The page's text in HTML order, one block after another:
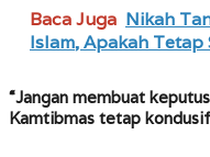
Baca Juga Nikah
Islam, Apakah Tetap
“Jangan membuat
Kamtibmas tetap